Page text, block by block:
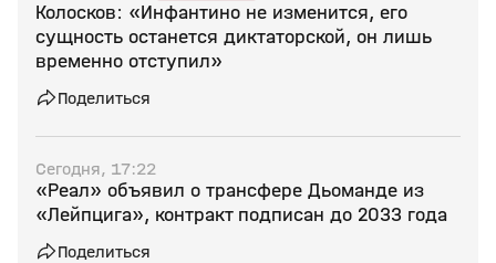
Колосков: «Инфантино не изменится, его
сущность останется диктаторской, он лишь
временно отступил»
Поделиться
Сегодня, 17:22
«Реал» объявил о трансфере Дьоманде из
«Лейпцига», контракт подписан до 2033 года
Поделиться